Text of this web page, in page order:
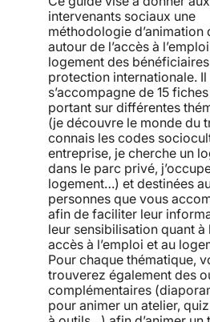
intervenants sociaux une
méthodologie d’animation
autour de l’accès à
logement des
protection internationale. Il
s’accompagne de 15
portant sur différentes
(je découvre le monde du
connais les codes
entreprise, je cherche un
dans le parc privé,
logement…) et destinées
personnes que vous
afin de faciliter leur
leur sensibilisation quant à
accès à l’emploi et au
Pour chaque thématique,
trouverez également des
complémentaires
pour animer un atelier,